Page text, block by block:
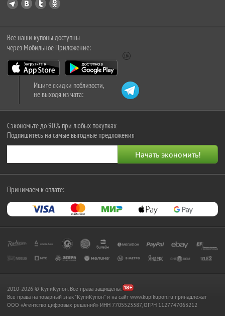
Все наши купоны доступны
через Мобильное Приложение:
Ищите скидки поблизости,
не выходя из чата:
Сэкономьте до 90% при любых покупках
Подпишитесь на самые выгодные предложения
Принимаем к оплате:
2010-2026 © КупиКупон. Все права защищены.
Все права на товарный знак "КупиКупон" и на сайт www.kupikupon.ru принадлежат
OOO «Агентство цифровых решений» ИНН 7705523387, ОГРН 1127747063212